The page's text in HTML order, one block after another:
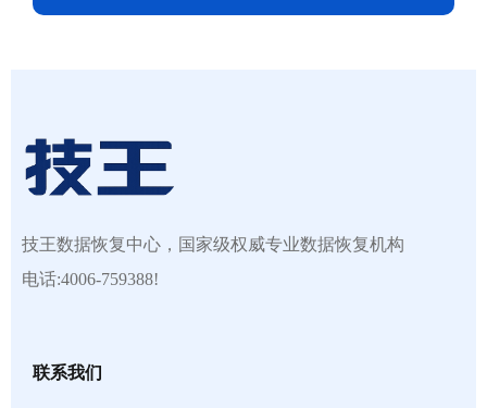
技王数据恢复中心，国家级权威专业数据恢复机构
电话:4006-759388!
联系我们